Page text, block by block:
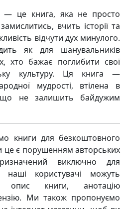
— це книга, яка не просто
вчить історії та
відчути дух минулого.
як для шанувальників
хто бажає поглибити свої
культуру. Ця книга —
мудрості, втілена в
що не залишить байдужим
книги для безкоштовного
це є порушенням авторських
виключно для
наші користувачі можуть
опис книги, анотацію
Ми також пропонуємо